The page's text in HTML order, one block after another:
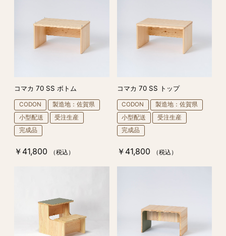
コマカ 70 SS ボトム
CODON
製造地：佐賀県
小型配送
受注生産
完成品
￥41,800 （税込）
コマカ 70 SS トップ
CODON
製造地：佐賀県
小型配送
受注生産
完成品
￥41,800 （税込）